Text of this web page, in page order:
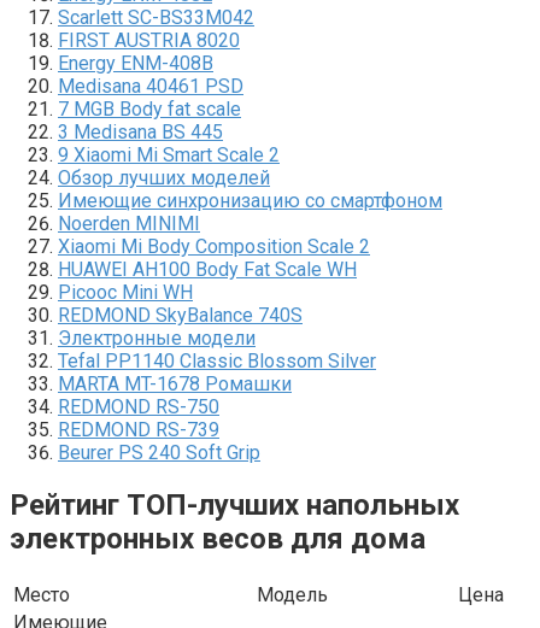
Scarlett SC-BS33M042
FIRST AUSTRIA 8020
Energy ENM-408B
Medisana 40461 PSD
7 MGB Body fat scale
3 Medisana BS 445
9 Xiaomi Mi Smart Scale 2
Обзор лучших моделей
Имеющие синхронизацию со смартфоном
Noerden MINIMI
Xiaomi Mi Body Composition Scale 2
HUAWEI AH100 Body Fat Scale WH
Picooc Mini WH
REDMOND SkyBalance 740S
Электронные модели
Tefal PP1140 Classic Blossom Silver
MARTA MT-1678 Ромашки
REDMOND RS-750
REDMOND RS-739
Beurer PS 240 Soft Grip
Рейтинг ТОП-лучших напольных
электронных весов для дома
Место Модель
Цена
Имеющие